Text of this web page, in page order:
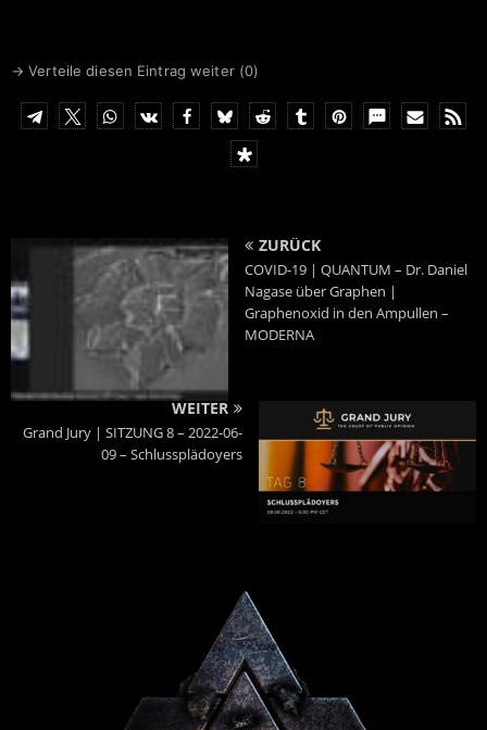
→ Verteile diesen Eintrag weiter (0)
ZURÜCK
COVID-19 | QUANTUM – Dr. Daniel
Nagase über Graphen |
Graphenoxid in den Ampullen –
MODERNA
WEITER
Grand Jury | SITZUNG 8 – 2022-06-
09 – Schlussplädoyers
Powered By :